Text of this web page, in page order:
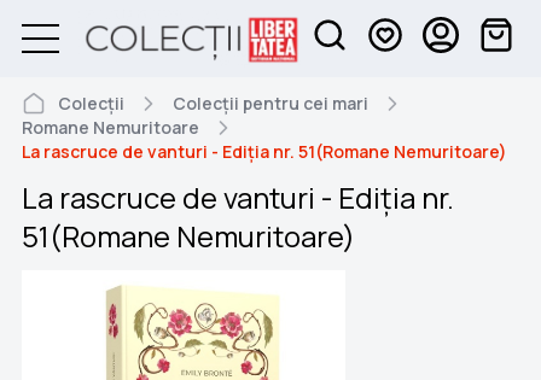
Colecții
Colecții pentru cei mari
Romane Nemuritoare
La rascruce de vanturi - Ediția nr. 51(Romane Nemuritoare)
La rascruce de vanturi - Ediția nr.
51(Romane Nemuritoare)